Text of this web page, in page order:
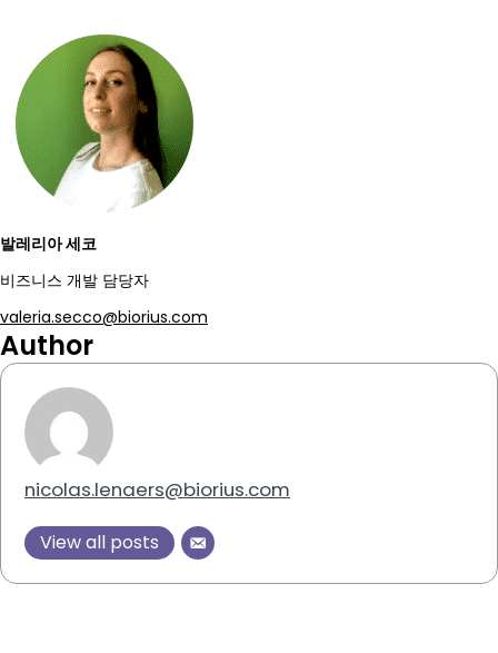
발레리아 세코
비즈니스 개발 담당자
valeria.secco@biorius.com
Author
nicolas.lenaers@biorius.com
View all posts